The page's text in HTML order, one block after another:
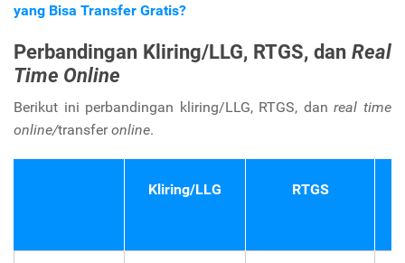
yang Bisa Transfer Gratis?
Perbandingan Kliring/LLG, RTGS, dan Real
Time Online
Berikut ini perbandingan kliring/LLG, RTGS, danreal time
online/transferonline.
Kliring/LLG RTGS